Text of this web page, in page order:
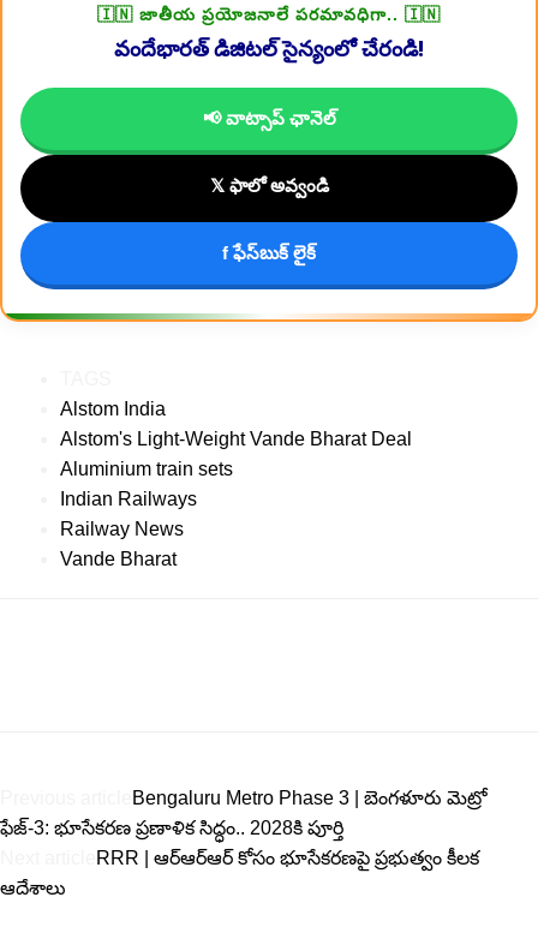
🇮🇳 జాతీయ ప్రయోజనాలే పరమావధిగా.. 🇮🇳
వందేభారత్ డిజిటల్ సైన్యంలో చేరండి!
📢 వాట్సాప్ ఛానెల్
𝕏 ఫాలో అవ్వండి
f ఫేస్‌బుక్ లైక్
Alstom India
Alstom's Light-Weight Vande Bharat Deal
Aluminium train sets
Indian Railways
Railway News
Vande Bharat
Bengaluru Metro Phase 3 | బెంగళూరు మెట్రో
ఫేజ్-3: భూసేకరణ ప్రణాళిక సిద్ధం.. 2028కి పూర్తి
RRR | ఆర్‌ఆర్‌ఆర్ కోసం భూసేక‌ర‌ణపై ప్ర‌భుత్వం కీల‌క
ఆదేశాలు